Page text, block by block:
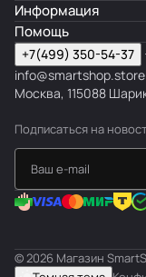
Информация
Помощь
+7(499) 350-54-37
info@smartshop.store
Москва, 115088
Подписаться на
© 2026 Магазин